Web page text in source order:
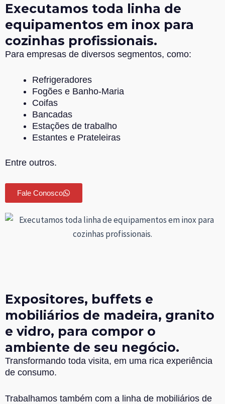
Executamos toda linha de
equipamentos em inox para
cozinhas profissionais.
Para empresas de diversos segmentos, como:
Refrigeradores
Fogões e Banho-Maria
Coifas
Bancadas
Estações de trabalho
Estantes e Prateleiras
Entre outros.
Fale Conosco
Expositores, buffets e
mobiliários de madeira, granito
e vidro, para compor o
ambiente de seu negócio.
Transformando toda visita, em uma rica experiência
de consumo.
Trabalhamos também com a linha de mobiliários de